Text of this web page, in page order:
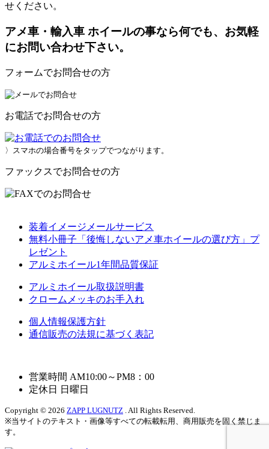
せください。
アメ車・輸入車 ホイールの事なら何でも、お気軽
にお問い合わせ下さい。
フォームでお問合せの方
お電話でお問合せの方
〉スマホの場合番号をタップでつながります。
ファックスでお問合せの方
装着イメージメールサービス
無料小冊子「後悔しないアメ車ホイールの選び方」プ
レゼント
アルミホイール1年間品質保証
アルミホイール取扱説明書
クロームメッキのお手入れ
個人情報保護方針
通信販売の法規に基づく表記
営業時間 AM10:00～PM8：00
定休日 日曜日
Copyright © 2026 ZAPP LUGNUTZ . All Rights Reserved.
※当サイトのテキスト・画像等すべての転載転用、商用販売を固く禁じま
す。